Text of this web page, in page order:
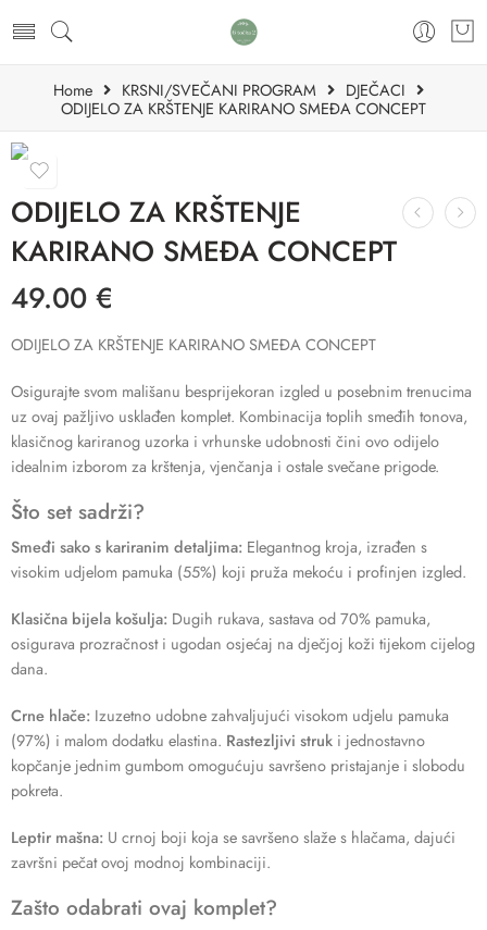
Home KRSNI/SVEČANI PROGRAM
DJEČACI
ODIJELO ZA KRŠTENJE KARIRANO SMEĐA CONCEPT
ODIJELO ZA KRŠTENJE
KARIRANO SMEĐA CONCEPT
49.00 €
ODIJELO ZA KRŠTENJE KARIRANO SMEĐA CONCEPT
Osigurajte svom mališanu besprijekoran izgled u posebnim trenucima
uz ovaj pažljivo usklađen komplet. Kombinacija toplih smeđih tonova,
klasičnog kariranog uzorka i vrhunske udobnosti čini ovo odijelo
idealnim izborom za krštenja, vjenčanja i ostale svečane prigode.
Što set sadrži?
Smeđi sako s kariranim detaljima: Elegantnog kroja, izrađen s
visokim udjelom pamuka (55%) koji pruža mekoću i profinjen izgled.
Klasična bijela košulja: Dugih rukava, sastava od 70% pamuka,
osigurava prozračnost i ugodan osjećaj na dječjoj koži tijekom cijelog
dana.
Crne hlače: Izuzetno udobne zahvaljujući visokom udjelu pamuka
(97%) i malom dodatku elastina. Rastezljivi struk i jednostavno
kopčanje jednim gumbom omogućuju savršeno pristajanje i slobodu
pokreta.
Leptir mašna: U crnoj boji koja se savršeno slaže s hlačama, dajući
završni pečat ovoj modnoj kombinaciji.
Zašto odabrati ovaj komplet?